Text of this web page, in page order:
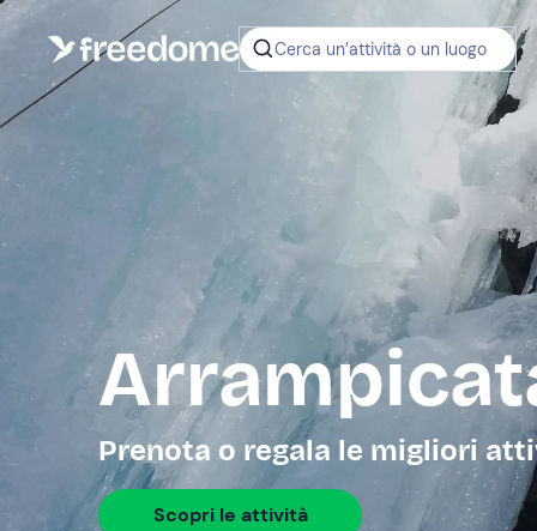
Cerca un’attività o un luogo
Prenota o regala le migliori
Scopri le attività